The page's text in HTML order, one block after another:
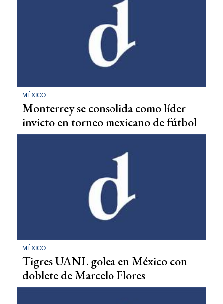
MÉXICO
Monterrey se consolida como líder
invicto en torneo mexicano de fútbol
MÉXICO
Tigres UANL golea en México con
doblete de Marcelo Flores